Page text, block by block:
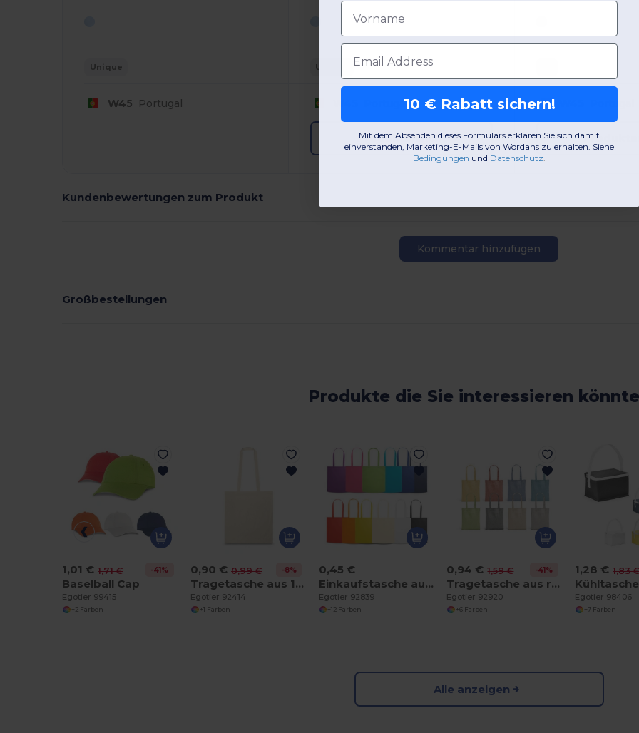
Unique
W45 Portugal
Unique
Portugal
Produktansicht
Kundenbewertungen zum Produkt
Kommentar hinzufügen
Großbestellungen
Produkte die Sie interessieren
1,01 € 1,71 € -41%
Baselball Cap
Egotier 99415
+2 Farben
0,90 € 0,99 € -8%
Tragetasche aus 100% Baumwolle (100 g/m²)
Egotier 92414
+1 Farben
0,45 €
Einkaufstasche aus Non-woven (80 g/m²)
Egotier 92839
+12 Farben
0,94 € 1,59 € -41%
Tragetasche aus recycelter Baumwolle (70%), polyester (30% rPET) (140 g/m²)
Egotier 92920
+6 Farben
1,28 € 1,83 €
Egotier 98406
+7 Farben
Alle anzeigen
Vorname
E-Mail-Adresse
10 € Rabatt sichern!
Mit dem Absenden dieses Formulars erklären Sie sich damit
einverstanden, Marketing-E-Mails von Wordans zu erhalten. Siehe
Bedingungen und Datenschutz.